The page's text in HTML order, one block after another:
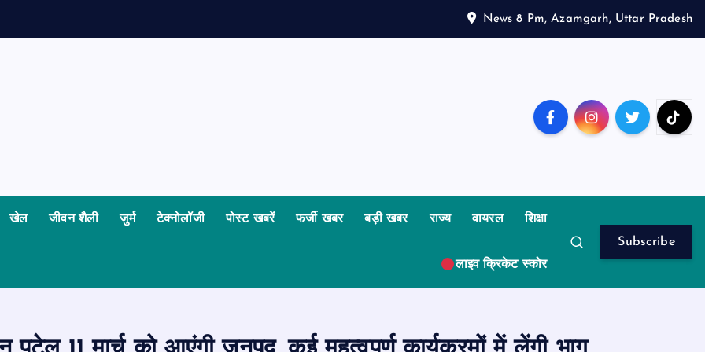
News 8 Pm, Azamgarh, Uttar Pradesh
खेल जीवन शैली जुर्म टेक्नोलॉजी पोस्ट खबरें फर्जी खबर बड़ी खबर राज्य वायरल शिक्षा
लाइव क्रिकेट स्कोर
Subscribe